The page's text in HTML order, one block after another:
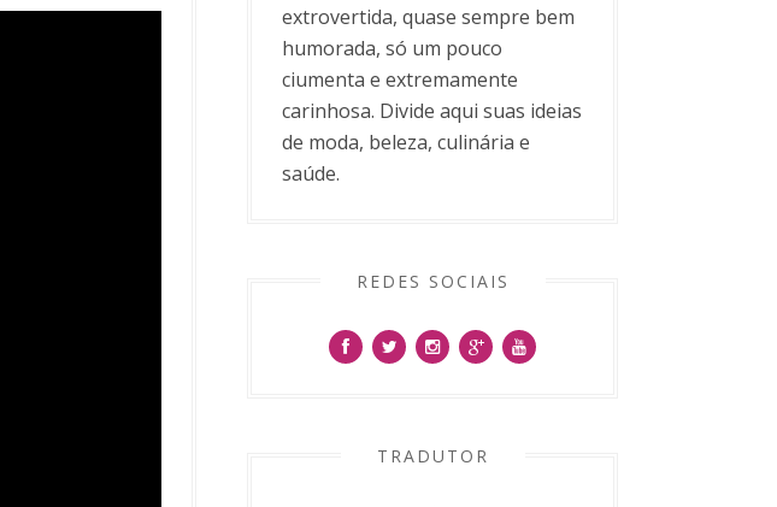
extrovertida, quase sempre bem
humorada, só um pouco
ciumenta e extremamente
carinhosa. Divide aqui suas ideias
de moda, beleza, culinária e
saúde.
REDES SOCIAIS
TRADUTOR